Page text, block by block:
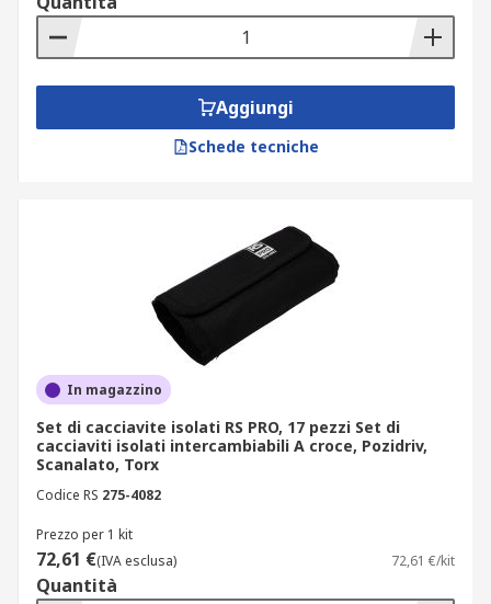
Aggiungi
Schede tecniche
In magazzino
Set di cacciavite isolati RS PRO, 17 pezzi Set di
cacciaviti isolati intercambiabili A croce, Pozidriv,
Scanalato, Torx
Codice RS 275-4082
Prezzo per 1 kit
72,61 €(IVA esclusa) 72,61 €/kit
Quantità